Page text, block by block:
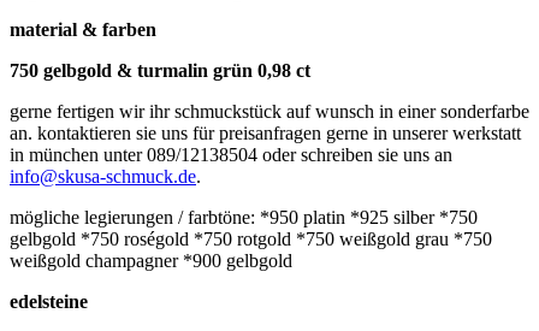
material & farben
750 gelbgold & turmalin grün 0,98 ct
gerne fertigen wir ihr schmuckstück auf wunsch in einer sonderfarbe
an. kontaktieren sie uns für preisanfragen gerne in unserer werkstatt
in münchen unter 089/12138504 oder schreiben sie uns an
info@skusa-schmuck.de.
mögliche legierungen / farbtöne: *950 platin *925 silber *750
gelbgold *750 roségold *750 rotgold *750 weißgold grau *750
weißgold champagner *900 gelbgold
edelsteine